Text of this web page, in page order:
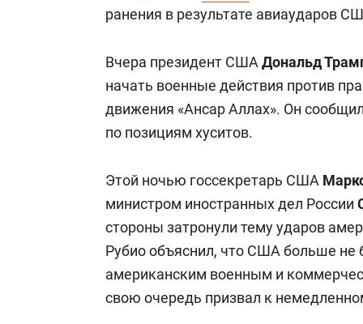
ранения в результате авиаударов
Вчера президент США Дональд
начать военные действия против
движения «Ансар Аллах». Он
по позициям хуситов.
Этой ночью госсекретарь США
министром иностранных дел России
стороны затронули тему ударов
Рубио объяснил, что США больше не
американским военным и
свою очередь призвал к